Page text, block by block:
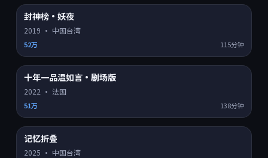
8.0
封神榜·妖夜
2019 · 中国台湾
52万 115分钟
8.2
十年一品温如言·剧场版
2022 · 法国
51万 138分钟
8.9
记忆折叠
2025 · 中国台湾